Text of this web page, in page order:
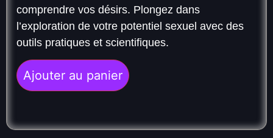
comprendre vos désirs. Plongez dans
l’exploration de votre potentiel sexuel avec des
outils pratiques et scientifiques.
Ajouter au panier